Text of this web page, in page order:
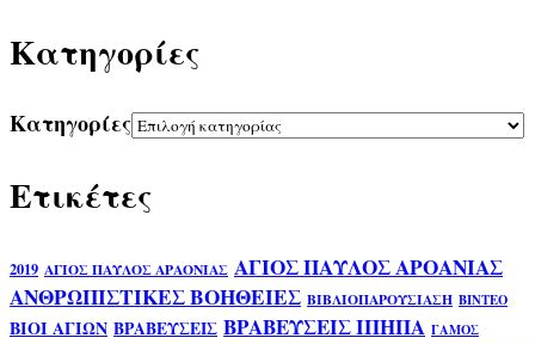
Kατηγορίες
Kατηγορίες
Ετικέτες
2019 ΑΓΙΟΣ ΠΑΥΛΟΣ ΑΡΑΟΝΙΑΣ ΑΓΙΟΣ ΠΑΥΛΟΣ ΑΡΟΑΝΙΑΣ
ΑΝΘΡΩΠΙΣΤΙΚΕΣ ΒΟΗΘΕΙΕΣ ΒΙΒΛΙΟΠΑΡΟΥΣΙΑΣΗ ΒΙΝΤΕΟ
ΒΙΟΙ ΑΓΙΩΝ ΒΡΑΒΕΥΣΕΙΣ ΒΡΑΒΕΥΣΕΙΣ ΙΠΗΠΑ ΓΑΜΟΣ